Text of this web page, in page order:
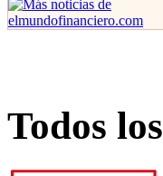
Todos